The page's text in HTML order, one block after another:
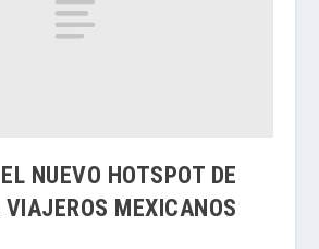
NUEVO HOTSPOT DE
VIAJEROS MEXICANOS